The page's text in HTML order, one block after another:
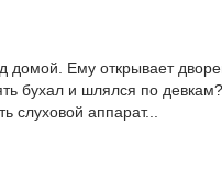
домой. Ему открывает
бухал и шлялся по девкам?
слуховой аппарат...